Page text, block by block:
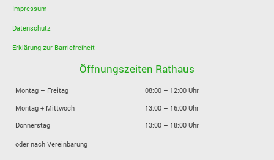
Impressum
Datenschutz
Erklärung zur Barriefreiheit
Öffnungszeiten Rathaus
Montag – Freitag
08:00 – 12:00 Uhr
Montag + Mittwoch
13:00 – 16:00 Uhr
Donnerstag
13:00 – 18:00 Uhr
oder nach Vereinbarung